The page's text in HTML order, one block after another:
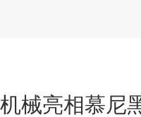
械亮相慕尼